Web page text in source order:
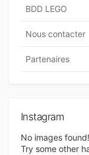
BDD LEGO
Nous contacter
Partenaires
Instagram
No images found!
Try some other